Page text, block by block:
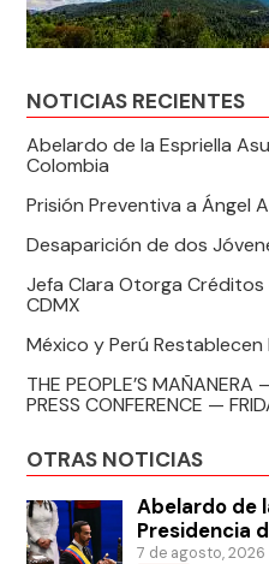
NOTICIAS RECIENTES
Abelardo de la Espriella
Colombia
Prisión Preventiva a Ángel
Desaparición de dos
Jefa Clara Otorga
CDMX
México y Perú
THE PEOPLE’S MAÑANERA
PRESS CONFERENCE —
OTRAS NOTICIAS
Abelardo de
Presidencia
7 de agosto, 2026